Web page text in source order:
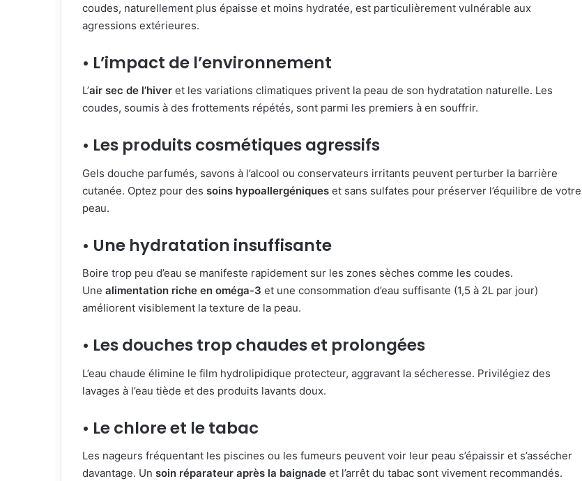
coudes, naturellement plus épaisse et moins hydratée, est particulièrement vulnérable aux
agressions extérieures.
• L’impact de l’environnement
L’air sec de l’hiver et les variations climatiques privent la peau de son hydratation naturelle. Les
coudes, soumis à des frottements répétés, sont parmi les premiers à en souffrir.
• Les produits cosmétiques agressifs
Gels douche parfumés, savons à l’alcool ou conservateurs irritants peuvent perturber la barrière
cutanée. Optez pour des soins hypoallergéniques et sans sulfates pour préserver l’équilibre de votre
peau.
• Une hydratation insuffisante
Boire trop peu d’eau se manifeste rapidement sur les zones sèches comme les coudes.
Une alimentation riche en oméga-3 et une consommation d’eau suffisante (1,5 à 2L par jour)
améliorent visiblement la texture de la peau.
• Les douches trop chaudes et prolongées
L’eau chaude élimine le film hydrolipidique protecteur, aggravant la sécheresse. Privilégiez des
lavages à l’eau tiède et des produits lavants doux.
• Le chlore et le tabac
Les nageurs fréquentant les piscines ou les fumeurs peuvent voir leur peau s’épaissir et s’assécher
davantage. Un soin réparateur après la baignade et l’arrêt du tabac sont vivement recommandés.